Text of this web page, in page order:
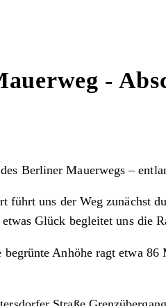
-
Berliner Mauerwegs –
uns der Weg zunächst
Glück begleitet uns die
Anhöhe ragt etwa